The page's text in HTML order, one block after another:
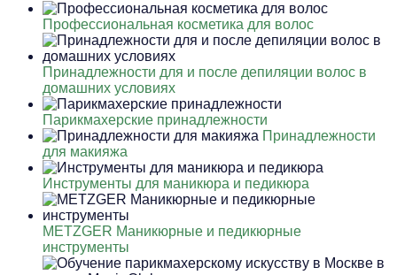
Профессиональная косметика для волос
Принадлежности для и после депиляции волос в
домашних условиях
Парикмахерские принадлежности
Принадлежности
для макияжа
Инструменты для маникюра и педикюра
METZGER Маникюрные и педикюрные
инструменты